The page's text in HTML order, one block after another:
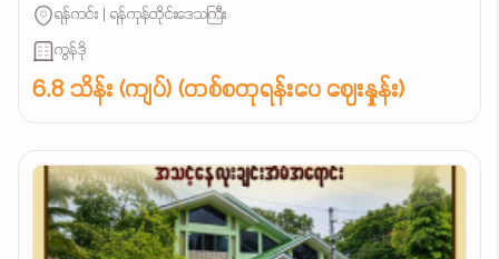
ရန်ကင်း | ရန်ကုန်တိုင်းဒေသကြီး
ကွန်ဒို
6.8 သိန်း (ကျပ်) (တစ်စတုရန်းပေ ဈေးနှုန်း)